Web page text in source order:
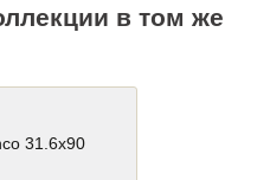
в том же
31.6x90